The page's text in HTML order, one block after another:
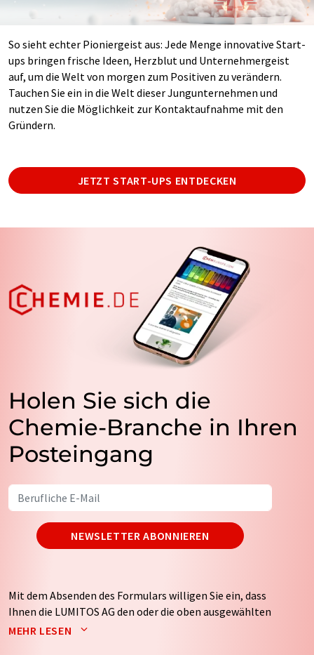
So sieht echter Pioniergeist aus: Jede Menge innovative Start-
ups bringen frische Ideen, Herzblut und Unternehmergeist
auf, um die Welt von morgen zum Positiven zu verändern.
Tauchen Sie ein in die Welt dieser Jungunternehmen und
nutzen Sie die Möglichkeit zur Kontaktaufnahme mit den
Gründern.
JETZT START-UPS ENTDECKEN
Holen Sie sich die
Chemie-Branche in Ihren
Posteingang
NEWSLETTER ABONNIEREN
Mit dem Absenden des Formulars willigen Sie ein, dass
Ihnen die LUMITOS AG den oder die oben ausgewählten
Newsletter per E-Mail zusendet. Ihre Daten werden
MEHR LESEN